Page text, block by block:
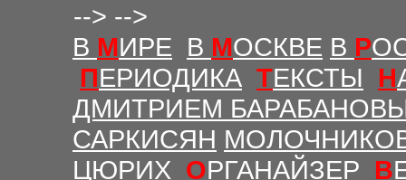
--> -->
В МИРЕ В МОСКВЕ В Р
ПЕРИОДИКА ТЕКСТЫ Н
ДМИТРИЕМ
САРКИСЯН
ЦЮРИХ ОРГАНАЙЗЕР В